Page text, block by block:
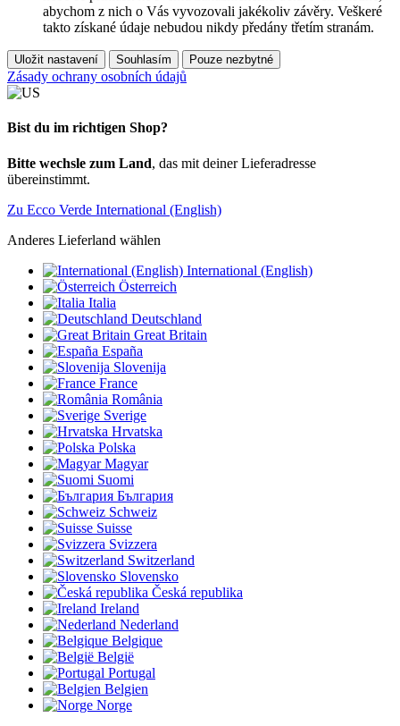
abychom z nich o Vás vyvozovali jakékoliv závěry. Veškeré
takto získané údaje nebudou nikdy předány třetím stranám.
Uložit nastavení Souhlasím Pouze nezbytné
Zásady ochrany osobních údajů
Bist du im richtigen Shop?
Bitte wechsle zum Land, das mit deiner Lieferadresse
übereinstimmt.
Zu Ecco Verde International (English)
Anderes Lieferland wählen
International (English)
Österreich
Italia
Deutschland
Great Britain
España
Slovenija
France
România
Sverige
Hrvatska
Polska
Magyar
Suomi
България
Schweiz
Suisse
Svizzera
Switzerland
Slovensko
Česká republika
Ireland
Nederland
Belgique
België
Portugal
Belgien
Norge